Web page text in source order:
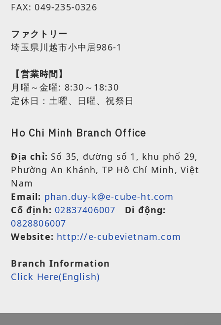
FAX: 049-235-0326
ファクトリー
埼玉県川越市小中居986-1
【営業時間】
月曜～金曜: 8:30～18:30
定休日：土曜、日曜、祝祭日
Ho Chi Minh Branch Office
Địa chỉ: Số 35, đường số 1, khu phố 29,
Phường An Khánh, TP Hồ Chí Minh, Việt
Nam
Email: phan.duy-k@e-cube-ht.com
Cố định: 02837406007
Di động:
0828806007
Website: http://e-cubevietnam.com
Branch Information
Click Here(English)